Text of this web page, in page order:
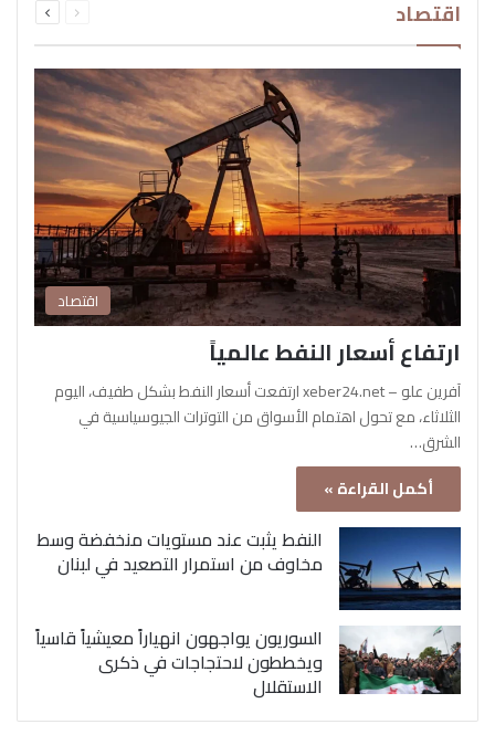
اقتصاد الصفحةالصفحة
اقتصاد
ارتفاع أسعار النفط عالمياً
آفرين علو – xeber24.net ارتفعت أسعار النفط بشكل طفيف، اليوم
الثلاثاء، مع تحول اهتمام الأسواق من التوترات الجيوسياسية في
الشرق…
أكمل القراءة »
النفط يثبت عند مستويات منخفضة وسط
مخاوف من استمرار التصعيد في لبنان
السوريون يواجهون انهياراً معيشياً قاسياً
ويخططون لاحتجاجات في ذكرى
الاستقلال